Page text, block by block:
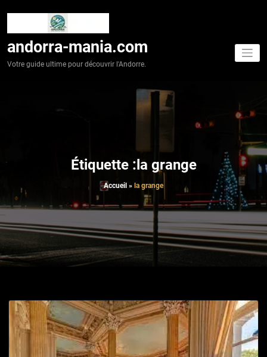
andorra-mania.com
Votre guide ultime pour découvrir l'Andorre.
Étiquette :la grange
Accueil » la grange